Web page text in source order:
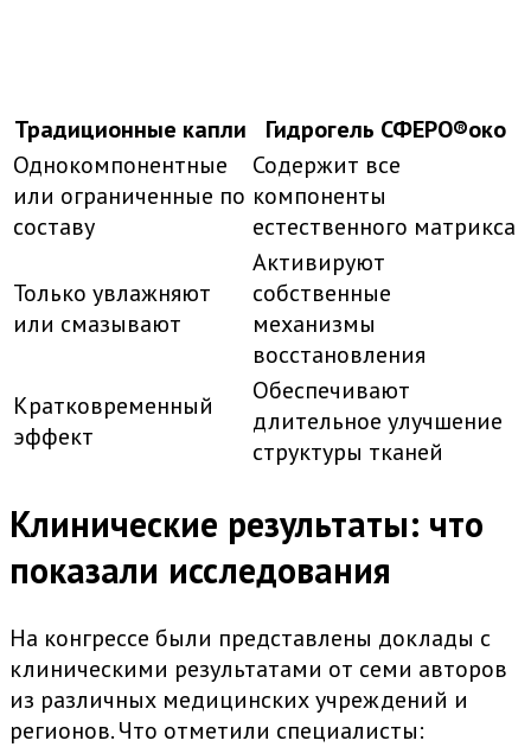
Традиционные капли
Гидрогель СФЕРО®око
Однокомпонентные
или ограниченные по
составу
Содержит все
компоненты
естественного матрикса
Только увлажняют
или смазывают
Активируют
собственные
механизмы
восстановления
Кратковременный
эффект
Обеспечивают
длительное улучшение
структуры тканей
Клинические результаты: что
показали исследования
На конгрессе были представлены доклады с
клиническими результатами от семи авторов
из различных медицинских учреждений и
регионов. Что отметили специалисты: